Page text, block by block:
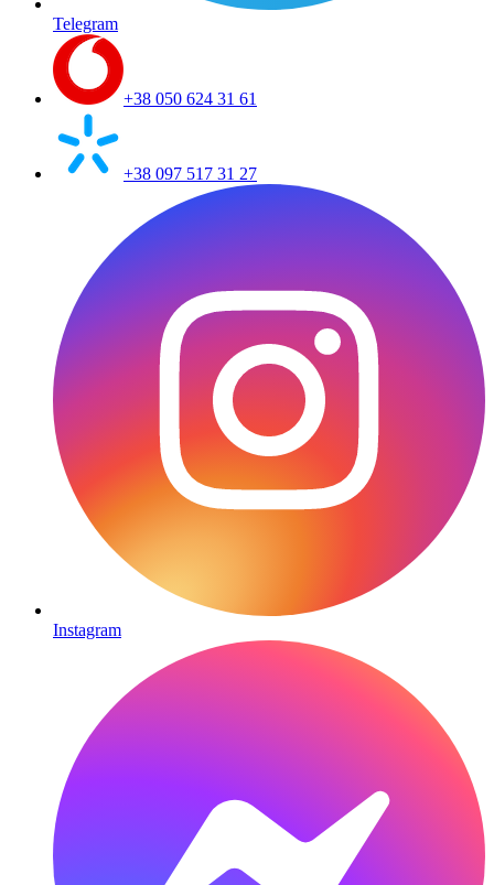
Telegram
+38 050 624 31 61
+38 097 517 31 27
Instagram